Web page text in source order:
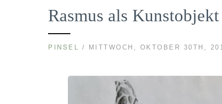
Rasmus als Kunstobjekt
PINSEL / MITTWOCH, OKTOBER 30TH,